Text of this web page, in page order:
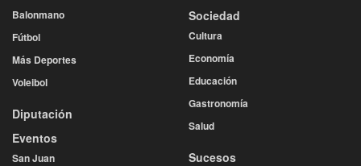
Balonmano
Fútbol
Más Deportes
Voleibol
Diputación
Eventos
San Juan
Sociedad
Cultura
Economía
Educación
Gastronomía
Salud
Sucesos